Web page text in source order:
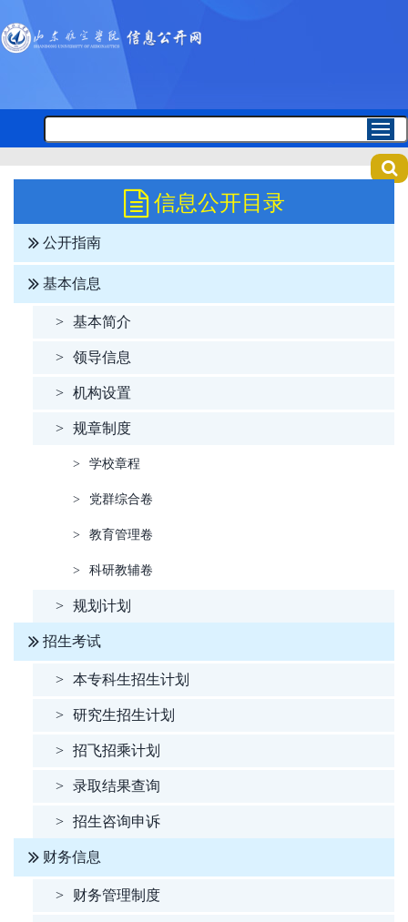
信息公开目录
公开指南
基本信息
> 基本简介
> 领导信息
> 机构设置
> 规章制度
> 学校章程
> 党群综合卷
> 教育管理卷
> 科研教辅卷
> 规划计划
招生考试
> 本专科生招生计划
> 研究生招生计划
> 招飞招乘计划
> 录取结果查询
> 招生咨询申诉
财务信息
> 财务管理制度